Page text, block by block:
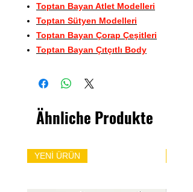
Toptan Bayan Atlet Modelleri
Toptan Sütyen Modelleri
Toptan Bayan Çorap Çeşitleri
Toptan Bayan Çıtçıtlı Body
Ähnliche Produkte
YENİ ÜRÜN